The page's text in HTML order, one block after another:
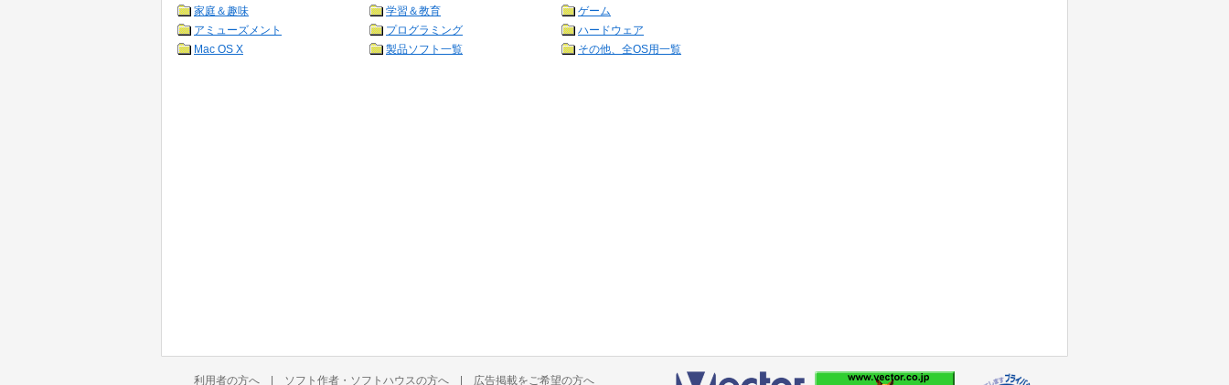
家庭＆趣味
学習＆教育
ゲーム
アミューズメント
プログラミング
ハードウェア
Mac OS X
製品ソフト一覧 その他、全OS用一覧
利用者の方へ | ソフト作者・ソフトハウスの方へ | 広告掲載をご希望の方へ